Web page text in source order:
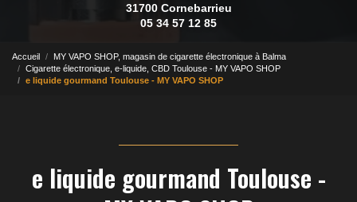
31700 Cornebarrieu
05 34 57 12 85
Accueil
MY VAPO SHOP, magasin de cigarette électronique à Balma
Cigarette électronique, e-liquide, CBD Toulouse - MY VAPO SHOP
e liquide gourmand Toulouse - MY VAPO SHOP
e liquide gourmand Toulouse -